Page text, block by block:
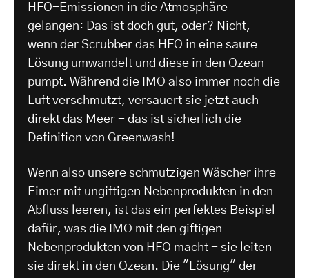
HFO-Emissionen in die Atmosphäre
gelangen: Das ist doch gut, oder? Nicht,
wenn der Scrubber das HFO in eine saure
Lösung umwandelt und diese in den Ozean
pumpt. Während die IMO also immer noch die
Luft verschmutzt, versauert sie jetzt auch
direkt das Meer - das ist sicherlich die
Definition von Greenwash!
Wenn also unsere schmutzigen Wäscher ihre
Eimer mit ungiftigen Nebenprodukten in den
Abfluss leeren, ist das ein perfektes Beispiel
dafür, was die IMO mit den giftigen
Nebenprodukten von HFO macht - sie leiten
sie direkt in den Ozean. Die "Lösung" der